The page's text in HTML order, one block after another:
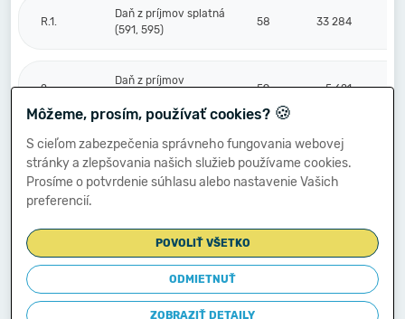
R.1.
Daň z príjmov splatná
(591, 595)
58 33 284
2.
Daň z príjmov
59 -5 621
S.
Prevod podielov na
výsledku
hospodárenia
60
****
Výsledok
hospodárenia za
účtovné obdobie po
zdanení (+/-) (r. 56
61 102 447
Môžeme, prosím, používať cookies? 🍪
S cieľom zabezpečenia správneho fungovania webovej
stránky a zlepšovania našich služieb používame cookies.
Prosíme o potvrdenie súhlasu alebo nastavenie Vašich
preferencií.
POVOLIŤ VŠETKO
ODMIETNUŤ
ZOBRAZIŤ DETAILY